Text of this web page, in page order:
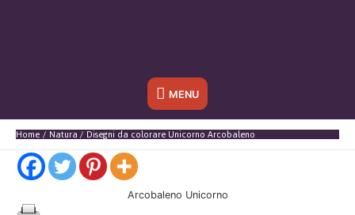
Sotto
l'header
MENU
Home Natura Disegni da colorare Unicorno Arcobaleno
Arcobaleno Unicorno